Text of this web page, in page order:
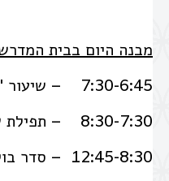
מבנה היום בבית המדרש:
7:30-6:45 – שיעור 'דף יומי' למעוניינות
8:30-7:30 – תפילת שחרית וארוחת בוקר
12:45-8:30 – סדר בוקר